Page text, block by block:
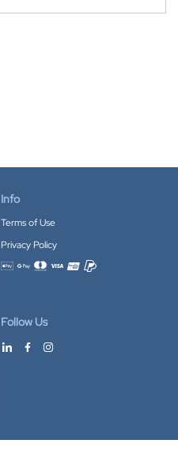
Info
Terms of Use
Privacy Policy
Accepted payment methods
Follow Us